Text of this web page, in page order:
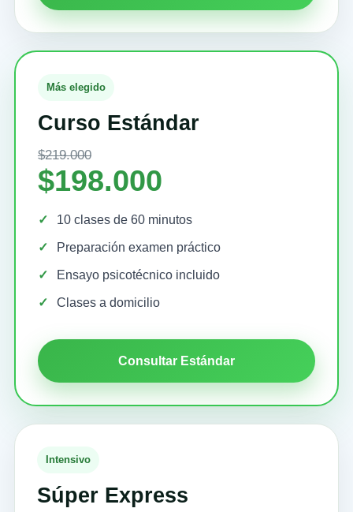
Más elegido
Curso Estándar
$219.000
$198.000
10 clases de 60 minutos
Preparación examen práctico
Ensayo psicotécnico incluido
Clases a domicilio
Consultar Estándar
Intensivo
Súper Express